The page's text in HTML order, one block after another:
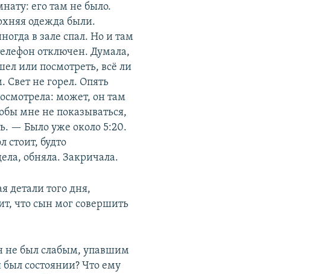
его там не было.
одежда были.
в зале спал. Но и там
отключен. Думала,
или посмотреть, всё ли
Свет не горел. Опять
может, он там
мне не показываться,
— Было уже около 5:20.
стоит, будто
обняла. Закричала.
детали того дня,
что сын мог совершить
был слабым, упавшим
состоянии? Что ему